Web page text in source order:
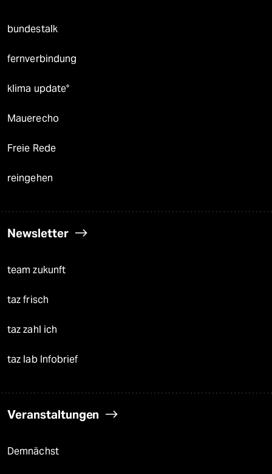
bundestalk
fernverbindung
klima update°
Mauerecho
Freie Rede
reingehen
Newsletter
team zukunft
taz frisch
taz zahl ich
taz lab Infobrief
Veranstaltungen
Demnächst